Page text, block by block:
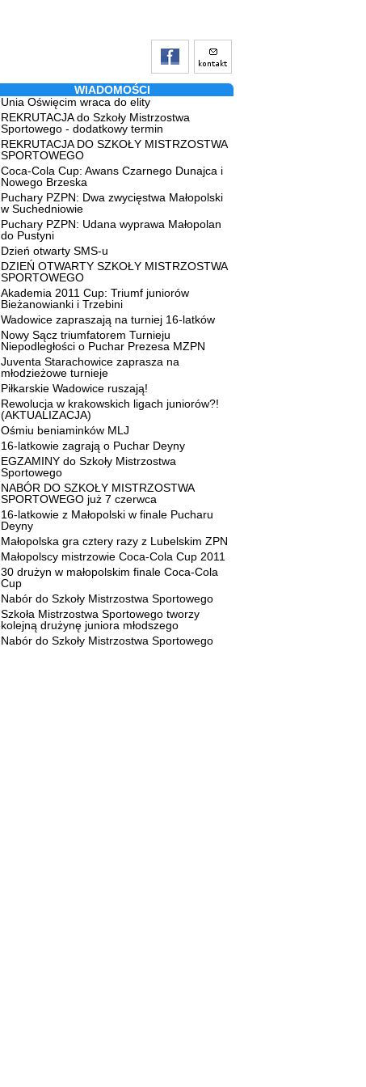
WIADOMOŚCI
Unia Oświęcim wraca do elity
REKRUTACJA do Szkoły Mistrzostwa
Sportowego - dodatkowy termin
REKRUTACJA DO SZKOŁY MISTRZOSTWA
SPORTOWEGO
Coca-Cola Cup: Awans Czarnego Dunajca i
Nowego Brzeska
Puchary PZPN: Dwa zwycięstwa Małopolski
w Suchedniowie
Puchary PZPN: Udana wyprawa Małopolan
do Pustyni
Dzień otwarty SMS-u
DZIEŃ OTWARTY SZKOŁY MISTRZOSTWA
SPORTOWEGO
Akademia 2011 Cup: Triumf juniorów
Bieżanowianki i Trzebini
Wadowice zapraszają na turniej 16-latków
Nowy Sącz triumfatorem Turnieju
Niepodległości o Puchar Prezesa MZPN
Juventa Starachowice zaprasza na
młodzieżowe turnieje
Piłkarskie Wadowice ruszają!
Rewolucja w krakowskich ligach juniorów?!
(AKTUALIZACJA)
Ośmiu beniaminków MLJ
16-latkowie zagrają o Puchar Deyny
EGZAMINY do Szkoły Mistrzostwa
Sportowego
NABÓR DO SZKOŁY MISTRZOSTWA
SPORTOWEGO już 7 czerwca
16-latkowie z Małopolski w finale Pucharu
Deyny
Małopolska gra cztery razy z Lubelskim ZPN
Małopolscy mistrzowie Coca-Cola Cup 2011
30 drużyn w małopolskim finale Coca-Cola
Cup
Nabór do Szkoły Mistrzostwa Sportowego
Szkoła Mistrzostwa Sportowego tworzy
kolejną drużynę juniora młodszego
Nabór do Szkoły Mistrzostwa Sportowego